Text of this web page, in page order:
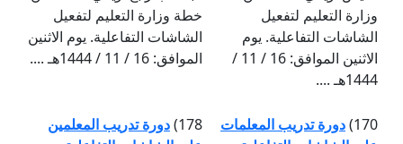
وزارة التعليم لتفعيل
الشاشات التفاعلية. يوم
الاثنين الموافق: 16 / 11 /
1444هـ ....
خطة وزارة التعليم لتفعيل
الشاشات التفاعلية. يوم الاثنين
الموافق: 16 / 11 / 1444هـ ....
170) دورة تدريب المعلمات
178) دورة تدريب المعلمين